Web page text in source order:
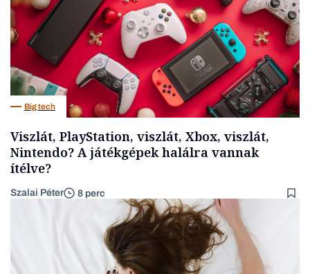
Big tech
Viszlát, PlayStation, viszlát, Xbox, viszlát,
Nintendo? A játékgépek halálra vannak
ítélve?
Szalai Péter 8 perc